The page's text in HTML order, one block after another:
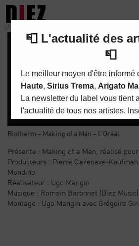
Biotherm – Making of a Man – L’Oréal
Présente : Making of a Man, réalisé
Producteurs : Pierre Cazenave-
Mondino
Réalisateur : Ugo Mangin
Musique : Romain Baronnet (Diez Music)
Montage : Ugo Mangin avec Grégoire